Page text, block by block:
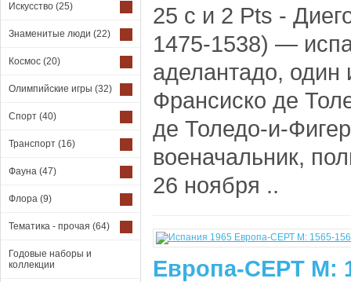
Искусство (25)
Знаменитые люди (22)
Космос (20)
Олимпийские игры (32)
Спорт (40)
Транспорт (16)
Фауна (47)
Флора (9)
Тематика - прочая (64)
Годовые наборы и
коллекции
25 с и 2 Pts -
1475-1538) —
аделантадо, один
Франсиско де
де Толедо-и-
военачальник,
26 ноября ..
Европа-СЕРТ М: